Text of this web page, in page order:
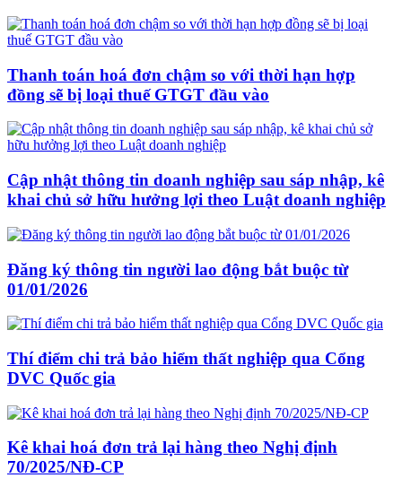
Thanh toán hoá đơn chậm so với thời hạn hợp
đồng sẽ bị loại thuế GTGT đầu vào
Cập nhật thông tin doanh nghiệp sau sáp nhập, kê
khai chủ sở hữu hưởng lợi theo Luật doanh nghiệp
Đăng ký thông tin người lao động bắt buộc từ
01/01/2026
Thí điểm chi trả bảo hiểm thất nghiệp qua Cổng
DVC Quốc gia
Kê khai hoá đơn trả lại hàng theo Nghị định
70/2025/NĐ-CP